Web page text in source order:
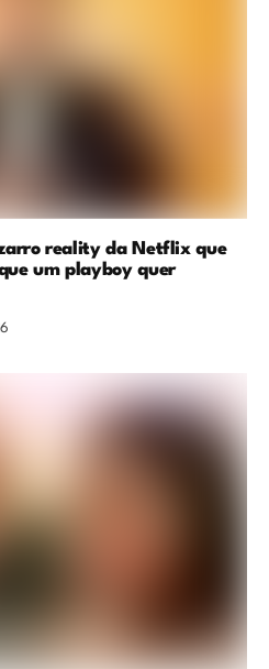
reality da Netflix que
um playboy quer